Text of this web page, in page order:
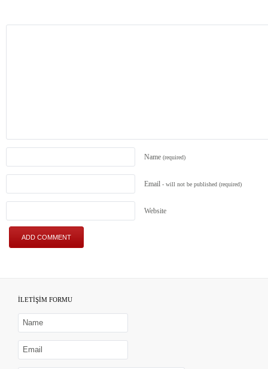
Name (required)
Email - will not be published (required)
Website
İLETİŞİM FORMU